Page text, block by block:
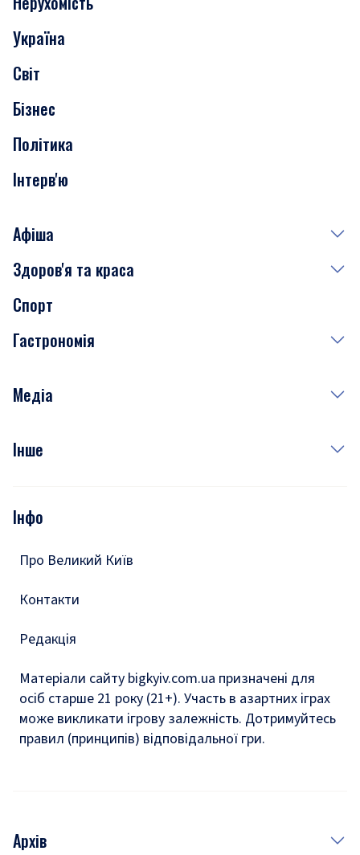
Події
Скандали
Нерухомість
Транспорт
Україна
Світ
Бізнес
Політика
Інтерв'ю
Афіша
Сьогодні
Завтра
Субота
Здоров'я та краса
Медицина
Краса
Спорт
Гастрономія
Рецепти
Медіа
Фото
Подкасти
Інше
Тести
Інфо
Про Великий Київ
Контакти
Редакція
Матеріали сайту bigkyiv.com.ua призначені для
осіб старше 21 року (21+). Участь в азартних іграх
може викликати ігрову залежність. Дотримуйтесь
правил (принципів) відповідальної гри.
Архів